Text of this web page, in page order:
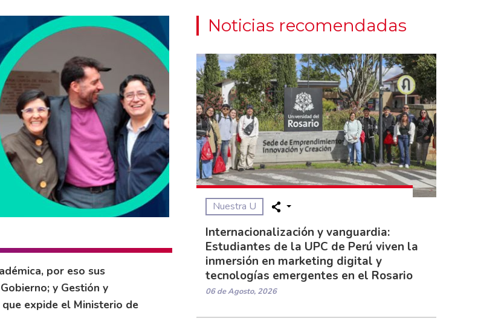
por eso sus
y Gestión y
expide el Ministerio de
Noticias recomendadas
Nuestra U
Internacionalización y vanguardia:
Estudiantes de la UPC de Perú viven la
inmersión en marketing digital y
tecnologías emergentes en el Rosario
06 de Agosto, 2026